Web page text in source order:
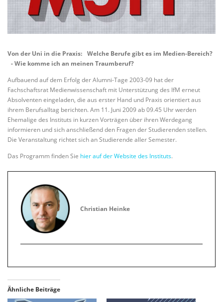
Von der Uni in die Praxis: Welche Berufe gibt es im Medien-Bereich?
- Wie komme ich an meinen Traumberuf?
Aufbauend auf dem Erfolg der Alumni-Tage 2003-09 hat der
Fachschaftsrat Medienwissenschaft mit Unterstützung des IfM erneut
Absolventen eingeladen, die aus erster Hand und Praxis orientiert aus
ihrem Berufsalltag berichten. Am 11. Juni 2009 ab 09.45 Uhr werden
Ehemalige des Instituts in kurzen Vorträgen über ihren Werdegang
informieren und sich anschließend den Fragen der Studierenden stellen.
Die Veranstaltung richtet sich an Studierende aller Semester.
Das Programm finden Sie hier auf der Website des Instituts.
Christian Heinke
Ähnliche Beiträge